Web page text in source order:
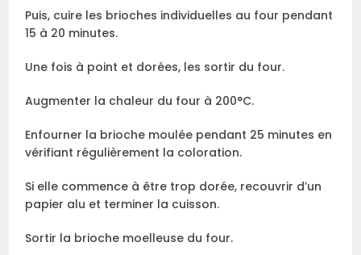
Puis, cuire les brioches individuelles au four pendant
15 à 20 minutes.
Une fois à point et dorées, les sortir du four.
Augmenter la chaleur du four à 200°C.
Enfourner la brioche moulée pendant 25 minutes en
vérifiant régulièrement la coloration.
Si elle commence à être trop dorée, recouvrir d’un
papier alu et terminer la cuisson.
Sortir la brioche moelleuse du four.